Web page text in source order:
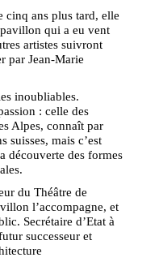
cinq ans plus tard, elle
qui a eu vent
artistes suivront
par Jean-Marie
inoubliables.
: celle des
Alpes, connaît par
suisses, mais c’est
découverte des formes
du Théâtre de
l’accompagne, et
Secrétaire d’Etat à
successeur et